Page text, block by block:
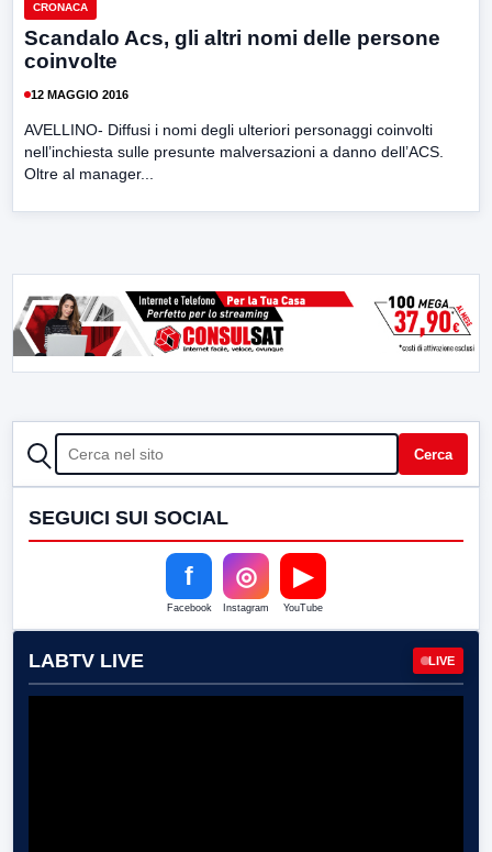
CRONACA
Scandalo Acs, gli altri nomi delle persone
coinvolte
12 MAGGIO 2016
AVELLINO- Diffusi i nomi degli ulteriori personaggi coinvolti
nell’inchiesta sulle presunte malversazioni a danno dell’ACS.
Oltre al manager...
CERCA Cerca
SEGUICI SUI SOCIAL
f
Facebook
◎
Instagram
▶
YouTube
LABTV LIVE LIVE